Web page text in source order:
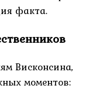
факта.
Висконсина,
моментов: